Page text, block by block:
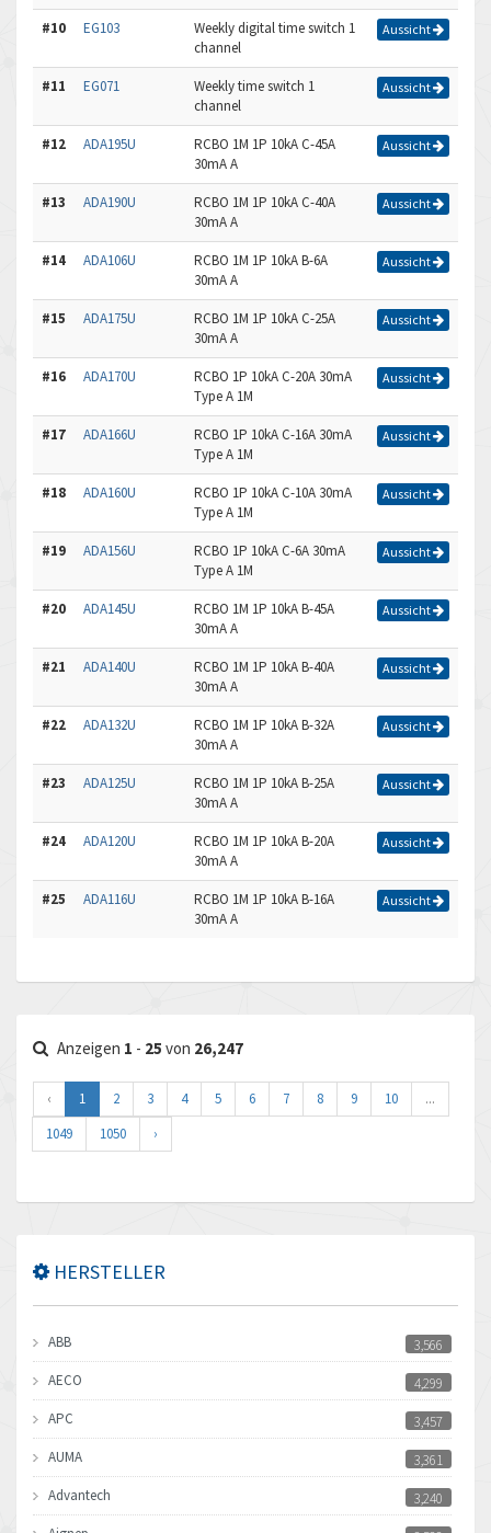
#10 EG103
Weekly digital time switch 1
channel
Aussicht
#11 EG071
Weekly time switch 1
channel
Aussicht
#12 ADA195U
RCBO 1M 1P 10kA C-45A
30mA A
Aussicht
#13 ADA190U
RCBO 1M 1P 10kA C-40A
30mA A
Aussicht
#14 ADA106U
RCBO 1M 1P 10kA B-6A
30mA A
Aussicht
#15 ADA175U
RCBO 1M 1P 10kA C-25A
30mA A
Aussicht
#16 ADA170U
RCBO 1P 10kA C-20A 30mA
Type A 1M
Aussicht
#17 ADA166U
RCBO 1P 10kA C-16A 30mA
Type A 1M
Aussicht
#18 ADA160U
RCBO 1P 10kA C-10A 30mA
Type A 1M
Aussicht
#19 ADA156U
RCBO 1P 10kA C-6A 30mA
Type A 1M
Aussicht
#20 ADA145U
RCBO 1M 1P 10kA B-45A
30mA A
Aussicht
#21 ADA140U
RCBO 1M 1P 10kA B-40A
30mA A
Aussicht
#22 ADA132U
RCBO 1M 1P 10kA B-32A
30mA A
Aussicht
#23 ADA125U
RCBO 1M 1P 10kA B-25A
30mA A
Aussicht
#24 ADA120U
RCBO 1M 1P 10kA B-20A
30mA A
Aussicht
#25 ADA116U
RCBO 1M 1P 10kA B-16A
30mA A
Aussicht
Anzeigen 1 - 25 von 26,247
‹ 1 2 3 4 5 6 7 8 9 10
...
1049
1050 ›
HERSTELLER
ABB
3,566
AECO
4,299
APC
3,457
AUMA
3,361
Advantech
3,240